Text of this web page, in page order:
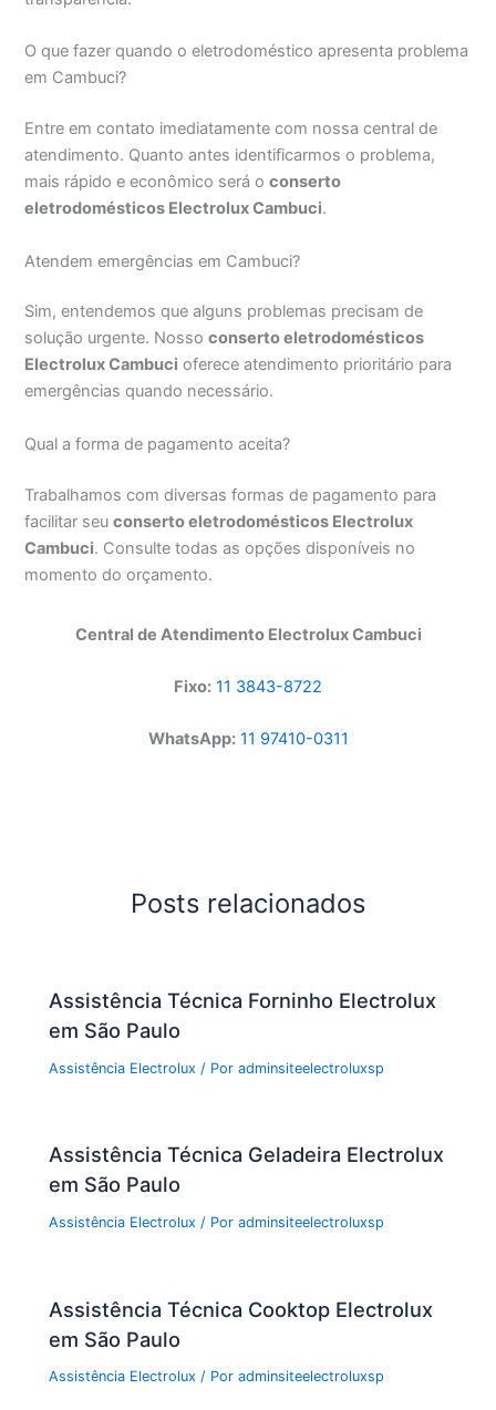
O que fazer quando o eletrodoméstico apresenta problema
em Cambuci?
Entre em contato imediatamente com nossa central de
atendimento. Quanto antes identificarmos o problema,
mais rápido e econômico será oconserto
eletrodomésticos Electrolux Cambuci.
Atendem emergências em Cambuci?
Sim, entendemos que alguns problemas precisam de
solução urgente. Nossoconserto eletrodomésticos
Electrolux Cambuci oferece atendimento prioritário para
emergências quando necessário.
Qual a forma de pagamento aceita?
Trabalhamos com diversas formas de pagamento para
facilitar seuconserto eletrodomésticos Electrolux
Cambuci. Consulte todas as opções disponíveis no
momento do orçamento.
Central de Atendimento Electrolux Cambuci
Fixo: 11 3843-8722
WhatsApp: 11 97410-0311
Posts relacionados
Assistência Técnica Forninho Electrolux
em São Paulo
Assistência Electrolux / Poradminsiteelectroluxsp
Assistência Técnica Geladeira Electrolux
em São Paulo
Assistência Electrolux / Poradminsiteelectroluxsp
Assistência Técnica Cooktop Electrolux
em São Paulo
Assistência Electrolux / Poradminsiteelectroluxsp